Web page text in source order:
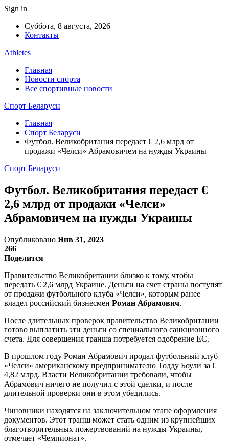
Sign in
Суббота, 8 августа, 2026
Контакты
Athletes
Главная
Новости спорта
Все спортивные новости
Спорт Беларуси
Главная
Спорт Беларуси
Футбол. Великобритания передаст € 2,6 млрд от
продажи «Челси» Абрамовичем на нужды Украины
Спорт Беларуси
Футбол. Великобритания передаст €
2,6 млрд от продажи «Челси»
Абрамовичем на нужды Украины
Опубликовано Янв 31, 2023
266
Поделится
Правительство Великобритании близко к тому, чтобы
передать € 2,6 млрд Украине. Деньги на счет страны поступят
от продажи футбольного клуба «Челси», которым ранее
владел российский бизнесмен Роман Абрамович.
После длительных проверок правительство Великобритании
готово выплатить эти деньги со специального санкционного
счета. Для совершения транша потребуется одобрение ЕС.
В прошлом году Роман Абрамович продал футбольный клуб
«Челси» американскому предпринимателю Тодду Боули за €
4,82 млрд. Власти Великобритании требовали, чтобы
Абрамович ничего не получил с этой сделки, и после
длительной проверки они в этом убедились.
Чиновники находятся на заключительном этапе оформления
документов. Этот транш может стать одним из крупнейших
благотворительных пожертвований на нужды Украины,
отмечает «Чемпионат».